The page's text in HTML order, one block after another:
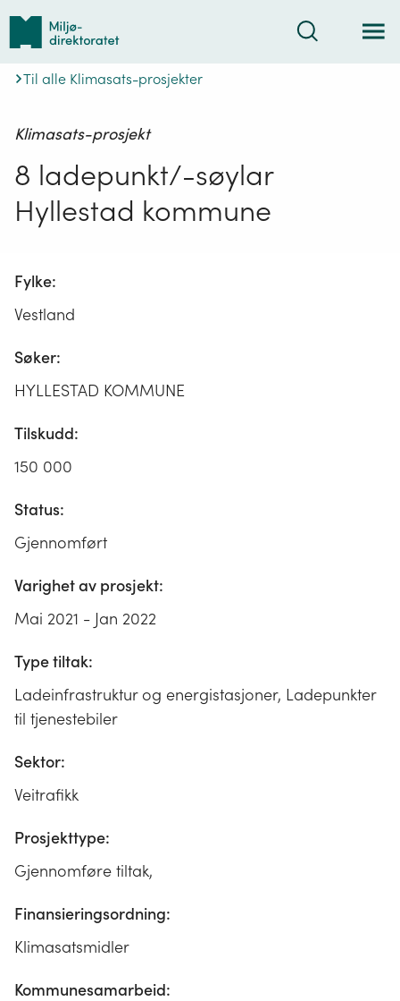
Tilbake
forsiden
Søk
Til alle Klimasats-prosjekter
Klimasats-prosjekt
8 ladepunkt/-søylar
Hyllestad kommune
Fylke:
Vestland
Søker:
HYLLESTAD KOMMUNE
Tilskudd:
150 000
Status:
Gjennomført
Varighet av prosjekt:
Mai 2021 - Jan 2022
Type tiltak:
Ladeinfrastruktur og energistasjoner, Ladepunkter
til tjenestebiler
Sektor:
Veitrafikk
Prosjekttype:
Gjennomføre tiltak,
Finansieringsordning:
Klimasatsmidler
Kommunesamarbeid: